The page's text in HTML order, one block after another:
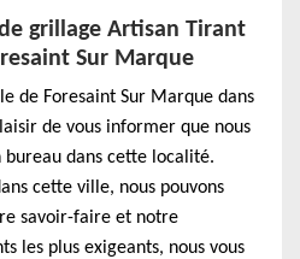
grillage Artisan Tirant
Sur Marque
de Foresaint Sur Marque dans
de vous informer que nous
bureau dans cette localité.
cette ville, nous pouvons
savoir-faire et notre
les plus exigeants, nous vous